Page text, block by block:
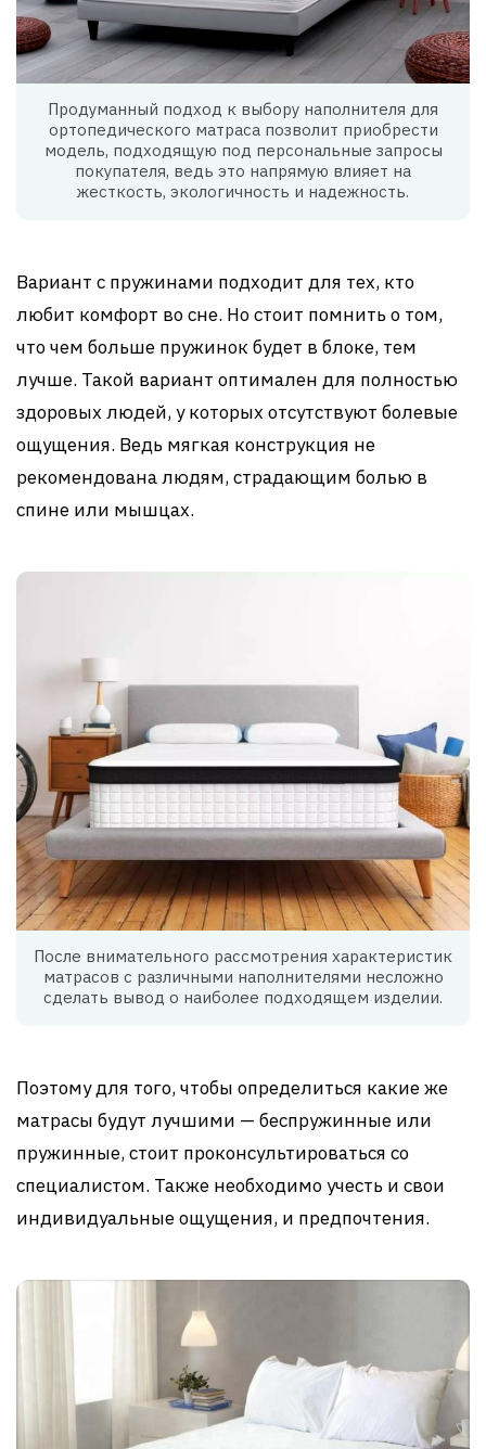
Продуманный подход к выбору наполнителя для
ортопедического матраса позволит приобрести
модель, подходящую под персональные запросы
покупателя, ведь это напрямую влияет на
жесткость, экологичность и надежность.
Вариант с пружинами подходит для тех, кто
любит комфорт во сне. Но стоит помнить о том,
что чем больше пружинок будет в блоке, тем
лучше. Такой вариант оптимален для полностью
здоровых людей, у которых отсутствуют болевые
ощущения. Ведь мягкая конструкция не
рекомендована людям, страдающим болью в
спине или мышцах.
После внимательного рассмотрения характеристик
матрасов с различными наполнителями несложно
сделать вывод о наиболее подходящем изделии.
Поэтому для того, чтобы определиться какие же
матрасы будут лучшими — беспружинные или
пружинные, стоит проконсультироваться со
специалистом. Также необходимо учесть и свои
индивидуальные ощущения, и предпочтения.